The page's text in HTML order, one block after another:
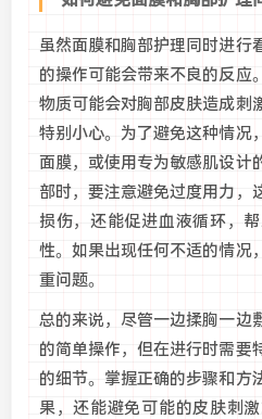
虽然面膜和胸部护理同时进行
的操作可能会带来不良的反应
物质可能会对胸部皮肤造成刺
特别小心。为了避免这种情况
面膜，或使用专为敏感肌设计
部时，要注意避免过度用力，
损伤，还能促进血液循环，
性。如果出现任何不适的情况
重问题。
总的来说，尽管一边揉胸一边
的简单操作，但在进行时需要
的细节。掌握正确的步骤和方
果，还能避免可能的皮肤刺